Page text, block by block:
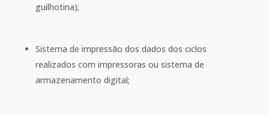
guilhotina);
Sistema de impressão dos dados dos ciclos
realizados com impressoras ou sistema de
armazenamento digital;